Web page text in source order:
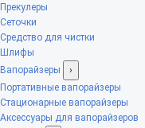
Прекулеры
Сеточки
Средство для чистки
Шлифы
Вапорайзеры
›
Портативные вапорайзеры
Стационарные вапорайзеры
Аксессуары для вапорайзеров